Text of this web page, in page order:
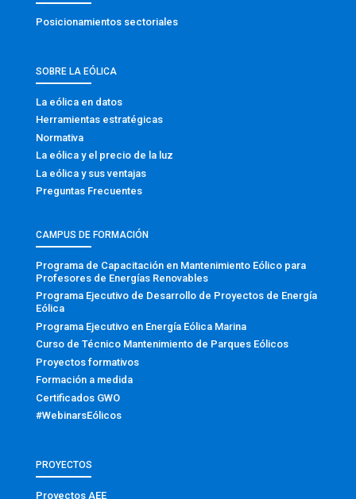
Posicionamientos sectoriales
SOBRE LA EÓLICA
La eólica en datos
Herramientas estratégicas
Normativa
La eólica y el precio de la luz
La eólica y sus ventajas
Preguntas Frecuentes
CAMPUS DE FORMACIÓN
Programa de Capacitación en Mantenimiento Eólico para
Profesores de Energías Renovables
Programa Ejecutivo de Desarrollo de Proyectos de Energía
Eólica
Programa Ejecutivo en Energía Eólica Marina
Curso de Técnico Mantenimiento de Parques Eólicos
Proyectos formativos
Formación a medida
Certificados GWO
#WebinarsEólicos
PROYECTOS
Proyectos AEE